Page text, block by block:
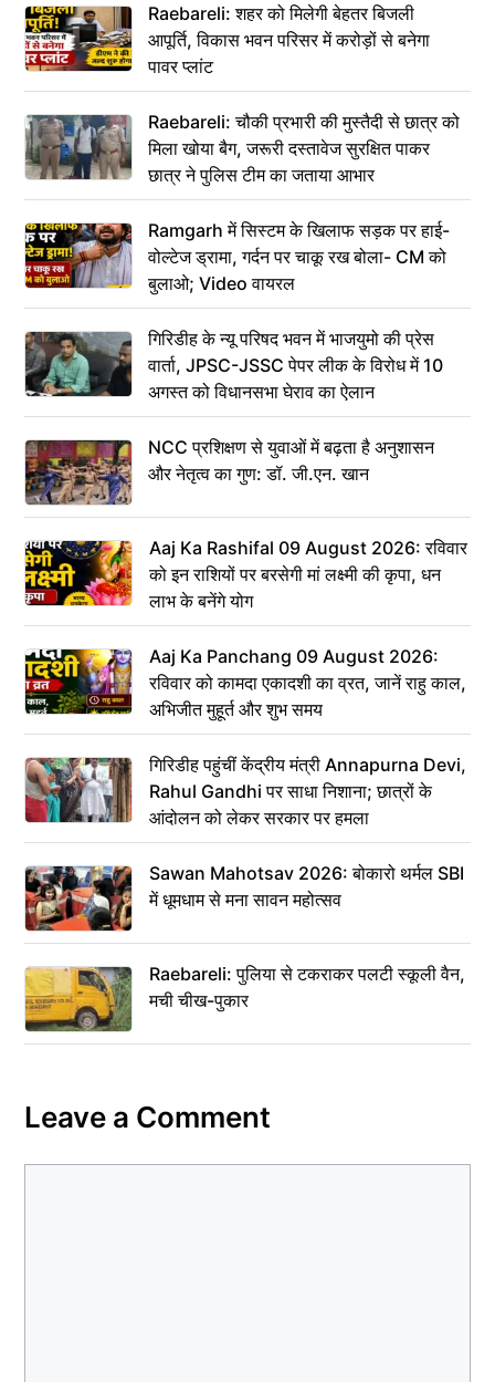
Raebareli: शहर को मिलेगी बेहतर बिजली
आपूर्ति, विकास भवन परिसर में करोड़ों से बनेगा
पावर प्लांट
Raebareli: चौकी प्रभारी की मुस्तैदी से छात्र को
मिला खोया बैग, जरूरी दस्तावेज सुरक्षित पाकर
छात्र ने पुलिस टीम का जताया आभार
Ramgarh में सिस्टम के खिलाफ सड़क पर हाई-
वोल्टेज ड्रामा, गर्दन पर चाकू रख बोला- CM को
बुलाओ; Video वायरल
गिरिडीह के न्यू परिषद भवन में भाजयुमो की प्रेस
वार्ता, JPSC-JSSC पेपर लीक के विरोध में 10
अगस्त को विधानसभा घेराव का ऐलान
NCC प्रशिक्षण से युवाओं में बढ़ता है अनुशासन
और नेतृत्व का गुण: डॉ. जी.एन. खान
Aaj Ka Rashifal 09 August 2026: रविवार
को इन राशियों पर बरसेगी मां लक्ष्मी की कृपा, धन
लाभ के बनेंगे योग
Aaj Ka Panchang 09 August 2026:
रविवार को कामदा एकादशी का व्रत, जानें राहु काल,
अभिजीत मुहूर्त और शुभ समय
गिरिडीह पहुंचीं केंद्रीय मंत्री Annapurna Devi,
Rahul Gandhi पर साधा निशाना; छात्रों के
आंदोलन को लेकर सरकार पर हमला
Sawan Mahotsav 2026: बोकारो थर्मल SBI
में धूमधाम से मना सावन महोत्सव
Raebareli: पुलिया से टकराकर पलटी स्कूली वैन,
मची चीख-पुकार
Leave a Comment